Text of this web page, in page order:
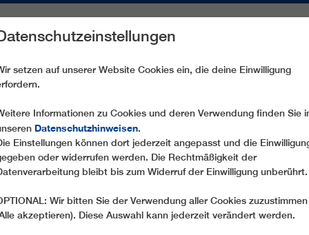
ERSATZTEILE SERVICE
IN SEXTEN
22.05.2020
GRÜNES LICHT FÜR
Im bekannten Südtiroler Skigebiet 3 Zinnen
trotz vorzeitiger Beendigung der Wintersaison
setzen auf unserer Website Cookies ein, die deine Einwilligung
Informationen zu Cookies und deren Verwendung finden Sie
Datenschutzhinweisen.
Einstellungen können dort jederzeit angepasst und die
oder widerrufen werden. Die Rechtmäßigkeit der
bleibt bis zum Widerruf der Einwilligung unberührt.
Wir bitten Sie der Verwendung aller Cookies zuzustimmen
akzeptieren). Diese Auswahl kann jederzeit verändert werden.